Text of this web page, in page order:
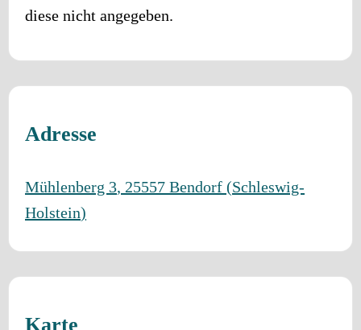
diese nicht angegeben.
Adresse
Mühlenberg 3, 25557 Bendorf (Schleswig-
Holstein)
Karte